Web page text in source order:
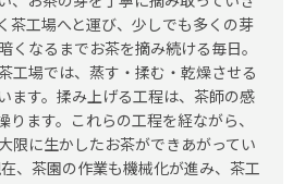
茶工場へと運び、少しでも多くの芽
くなるまでお茶を摘み続ける毎日。
工場では、蒸す・揉む・乾燥させる
ます。揉み上げる工程は、茶師の感
ります。これらの工程を経ながら、
限に生かしたお茶ができあがってい
、茶園の作業も機械化が進み、茶工